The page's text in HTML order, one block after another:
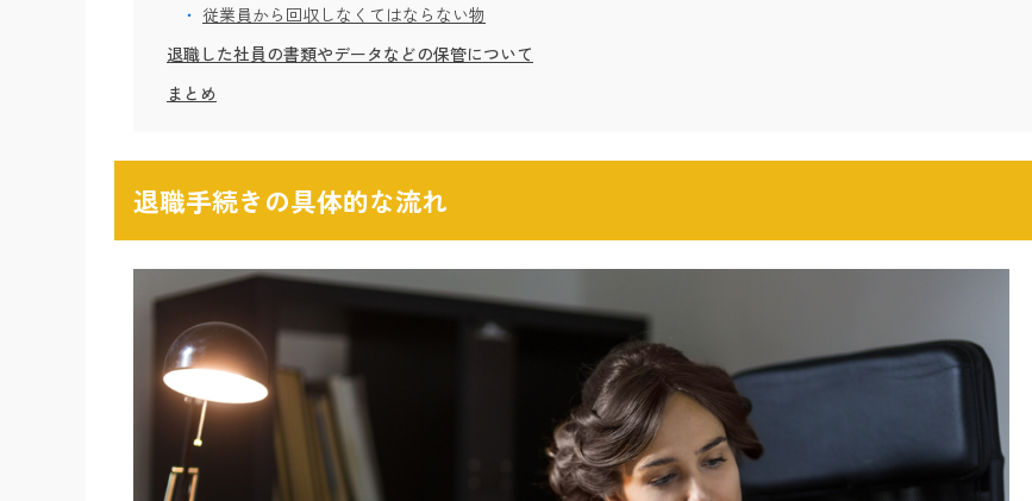
従業員から回収しなくてはならない物
退職した社員の書類やデータなどの保管について
まとめ
退職手続きの具体的な流れ